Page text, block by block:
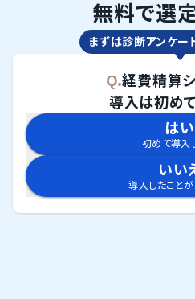
無料で選定
まずは診断アンケー
Q.経費精算
導入は初め
はい
初めて導入
いい
導入したこと